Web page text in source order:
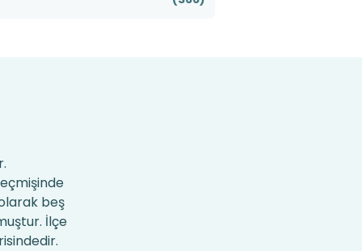
beş
İlçe